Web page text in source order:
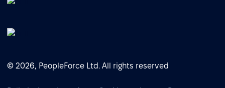
© 2026, PeopleForce Ltd. All rights reserved